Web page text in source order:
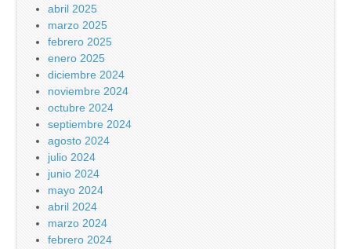
abril 2025
marzo 2025
febrero 2025
enero 2025
diciembre 2024
noviembre 2024
octubre 2024
septiembre 2024
agosto 2024
julio 2024
junio 2024
mayo 2024
abril 2024
marzo 2024
febrero 2024